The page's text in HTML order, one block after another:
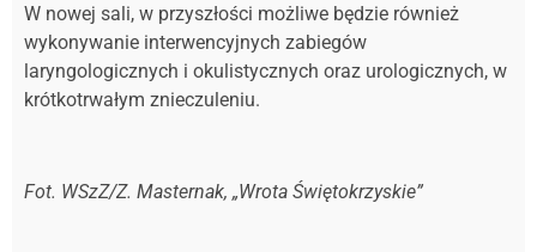
W nowej sali, w przyszłości możliwe będzie również
wykonywanie interwencyjnych zabiegów
laryngologicznych i okulistycznych oraz urologicznych, w
krótkotrwałym znieczuleniu.
Fot. WSzZ/Z. Masternak, „Wrota Świętokrzyskie”